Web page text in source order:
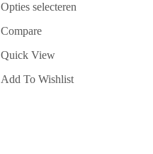
Opties selecteren
product
meerdere
Deze
Compare
Quick View
Add To Wishlist